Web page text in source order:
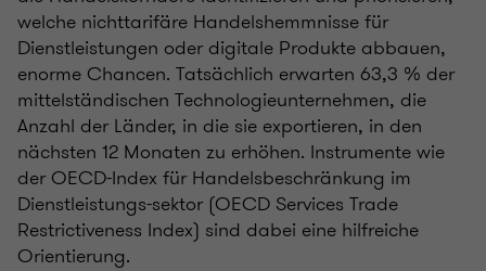
welche nichttarifäre Handelshemmnisse für
Dienstleistungen oder digitale Produkte abbauen,
enorme Chancen. Tatsächlich erwarten 63,3 % der
mittelständischen Technologieunternehmen, die
Anzahl der Länder, in die sie exportieren, in den
nächsten 12 Monaten zu erhöhen. Instrumente wie
der OECD-Index für Handelsbeschränkung im
Dienstleistungs-sektor (OECD Services Trade
Restrictiveness Index) sind dabei eine hilfreiche
Orientierung.